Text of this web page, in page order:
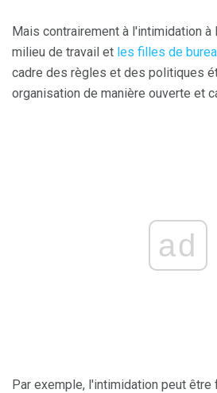
Mais contrairement à l'intimidation
milieu de travail et les filles de
cadre des règles et des politiques
organisation de manière ouverte et
ad
Par exemple, l'intimidation peut être